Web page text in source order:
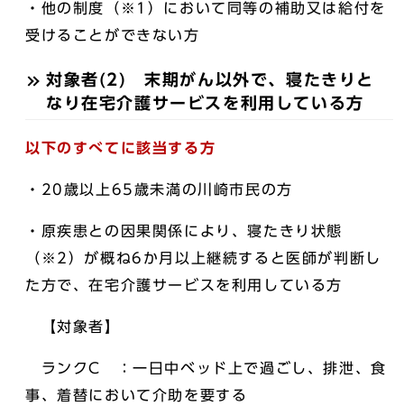
・他の制度（※1）において同等の補助又は給付を
受けることができない方
対象者(2) 末期がん以外で、寝たきりと
なり在宅介護サービスを利用している方
以下のすべてに該当する方
・20歳以上65歳未満の川崎市民の方
・原疾患との因果関係により、寝たきり状態
（※2）が概ね6か月以上継続すると医師が判断し
た方で、在宅介護サービスを利用している方
【対象者】
ランクC ：一日中ベッド上で過ごし、排泄、食
事、着替において介助を要する